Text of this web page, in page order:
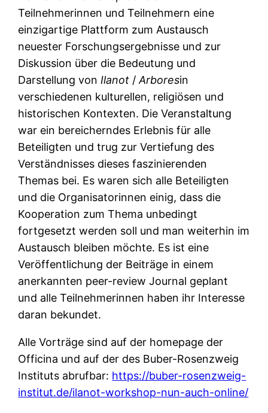
Teilnehmerinnen und Teilnehmern eine
einzigartige Plattform zum Austausch
neuester Forschungsergebnisse und zur
Diskussion über die Bedeutung und
Darstellung vonIlanot /Arboresin
verschiedenen kulturellen, religiösen und
historischen Kontexten. Die Veranstaltung
war ein bereicherndes Erlebnis für alle
Beteiligten und trug zur Vertiefung des
Verständnisses dieses faszinierenden
Themas bei. Es waren sich alle Beteiligten
und die Organisatorinnen einig, dass die
Kooperation zum Thema unbedingt
fortgesetzt werden soll und man weiterhin im
Austausch bleiben möchte. Es ist eine
Veröffentlichung der Beiträge in einem
anerkannten peer-review Journal geplant
und alle Teilnehmerinnen haben ihr Interesse
daran bekundet.
Alle Vorträge sind auf der homepage der
Officina und auf der des Buber-Rosenzweig
Instituts abrufbar: https://buber-rosenzweig-
institut.de/ilanot-workshop-nun-auch-online/